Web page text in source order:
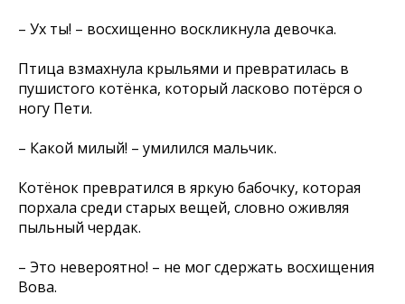
– Ух ты! – восхищенно воскликнула девочка.
Птица взмахнула крыльями и превратилась в
пушистого котёнка, который ласково потёрся о
ногу Пети.
– Какой милый! – умилился мальчик.
Котёнок превратился в яркую бабочку, которая
порхала среди старых вещей, словно оживляя
пыльный чердак.
– Это невероятно! – не мог сдержать восхищения
Вова.